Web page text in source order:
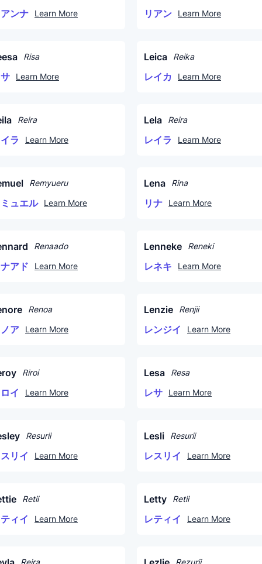
ンナ Learn More リアン Learn More
Risa
Learn More
Leica Reika
レイカ Learn More
Reira
ラ Learn More
Lela Reira
レイラ Learn More
Remyueru
ュエル Learn More
Lena Rina
リナ Learn More
Renaado
アド Learn More
Lenneke Reneki
レネキ Learn More
Renoa
ア Learn More
Lenzie Renjii
レンジイ Learn More
Riroi
イ Learn More
Lesa Resa
レサ Learn More
Resurii
リイ Learn More
Lesli Resurii
レスリイ Learn More
Retii
ィイ Learn More
Letty Retii
レティイ Learn More
Reira Rezurii